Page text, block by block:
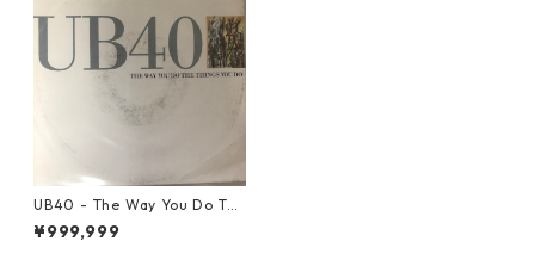
UB40 - The Way You Do The
Things You Do【7-20543】
¥999,999